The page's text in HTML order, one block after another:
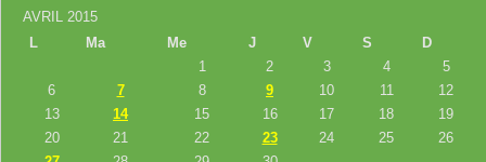
AVRIL 2015
L
Ma Me J V S D
1 2 3 4
5
6
7 8 9 10 11
12
13
14 15 16 17 18
19
20
21 22 23 24 25
26